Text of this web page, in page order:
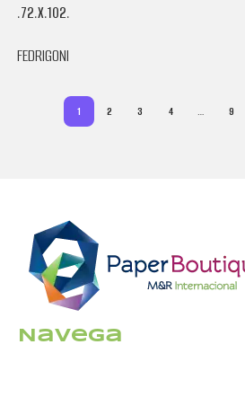
.72.X.102.
FEDRIGONI
1 2 3 4 … 9
Navega